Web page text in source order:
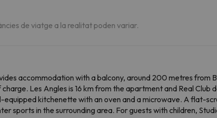
de viatge a la realitat poden variar.
accommodation with a balcony, around 200 metres from
Les Angles is 16 km from the apartment and Real Club
equipped kitchenette with an oven and a microwave. A flat-
sports in the surrounding area. For guests with children,